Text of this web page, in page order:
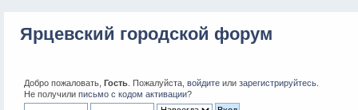
Ярцевский городской форум
Добро пожаловать, Гость. Пожалуйста, войдитеили зарегистрируйтесь.
Не получили письмо с кодом активации?